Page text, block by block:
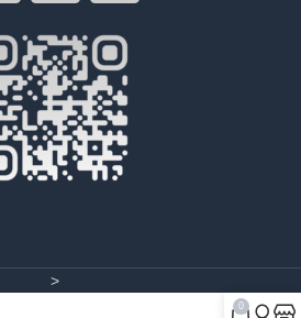
<
0